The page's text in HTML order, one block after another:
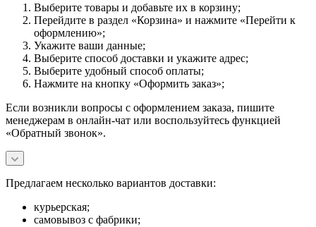
Выберите товары и добавьте их в корзину;
Перейдите в раздел «Корзина» и нажмите «Перейти к
оформлению»;
Укажите ваши данные;
Выберите способ доставки и укажите адрес;
Выберите удобный способ оплаты;
Нажмите на кнопку «Оформить заказ»;
Если возникли вопросы с оформлением заказа, пишите
менеджерам в онлайн-чат или воспользуйтесь функцией
«Обратный звонок».
Предлагаем несколько вариантов доставки:
курьерская;
самовывоз с фабрики;